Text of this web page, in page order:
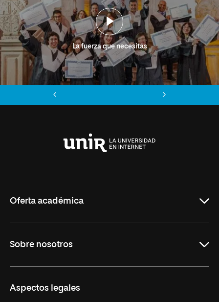
La fuerza que necesitas
Oferta académica
Másteres Oficiales
Doctorados
Sobre nosotros
Facultades
Aspectos legales